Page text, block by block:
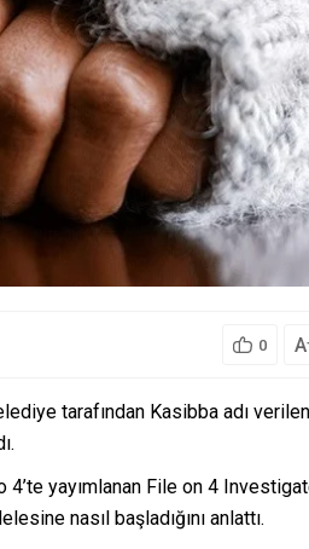
0 A
tarafından Kasibba adı
yayımlanan File on 4
nasıl başladığını anlattı.